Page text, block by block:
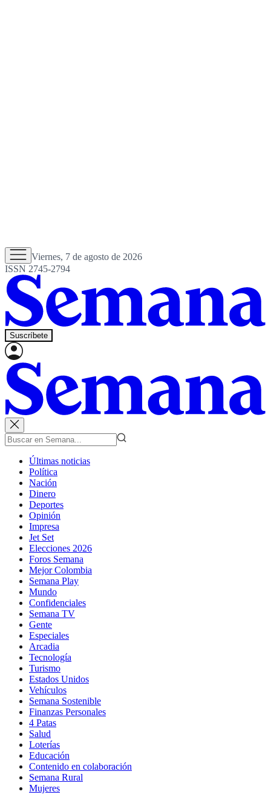
Viernes, 7 de agosto de 2026
ISSN 2745-2794
Suscríbete
Últimas noticias
Política
Nación
Dinero
Deportes
Opinión
Impresa
Jet Set
Elecciones 2026
Foros Semana
Mejor Colombia
Semana Play
Mundo
Confidenciales
Semana TV
Gente
Especiales
Arcadia
Tecnología
Turismo
Estados Unidos
Vehículos
Semana Sostenible
Finanzas Personales
4 Patas
Salud
Loterías
Educación
Contenido en colaboración
Semana Rural
Mujeres